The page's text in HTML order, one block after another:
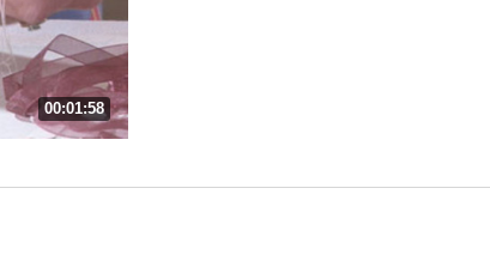
00:01:58